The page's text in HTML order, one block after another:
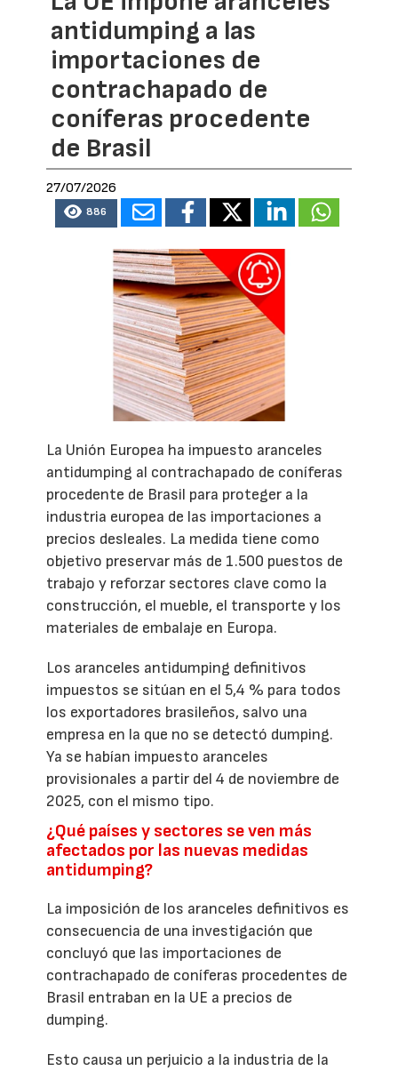
antidumping a las
importaciones de
contrachapado de
coníferas procedente
de Brasil
27/07/2026
886
La Unión Europea ha impuesto aranceles
antidumping al contrachapado de coníferas
procedente de Brasil para proteger a la
industria europea de las importaciones a
precios desleales. La medida tiene como
objetivo preservar más de 1.500 puestos de
trabajo y reforzar sectores clave como la
construcción, el mueble, el transporte y los
materiales de embalaje en Europa.
Los aranceles antidumping definitivos
impuestos se sitúan en el 5,4 % para todos
los exportadores brasileños, salvo una
empresa en la que no se detectó dumping.
Ya se habían impuesto aranceles
provisionales a partir del 4 de noviembre de
2025, con el mismo tipo.
¿Qué países y sectores se ven más
afectados por las nuevas medidas
antidumping?
La imposición de los aranceles definitivos es
consecuencia de una investigación que
concluyó que las importaciones de
contrachapado de coníferas procedentes de
Brasil entraban en la UE a precios de
dumping.
Esto causa un perjuicio a la industria de la